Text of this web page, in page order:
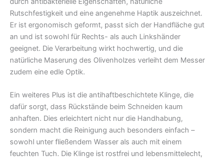
Rutschfestigkeit und eine angenehme Haptik auszeichnet.
Er ist ergonomisch geformt, passt sich der Handfläche gut
an und ist sowohl für Rechts- als auch Linkshänder
geeignet. Die Verarbeitung wirkt hochwertig, und die
natürliche Maserung des Olivenholzes verleiht dem Messer
zudem eine edle Optik.
Ein weiteres Plus ist die antihaftbeschichtete Klinge, die
dafür sorgt, dass Rückstände beim Schneiden kaum
anhaften. Dies erleichtert nicht nur die Handhabung,
sondern macht die Reinigung auch besonders einfach –
sowohl unter fließendem Wasser als auch mit einem
feuchten Tuch. Die Klinge ist rostfrei und lebensmittelecht,